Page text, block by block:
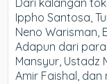
Dari kalangan
Ippho Santosa,
Neno Warisman,
Adapun dari
Mansyur, Ustadz
Amir Faishal,